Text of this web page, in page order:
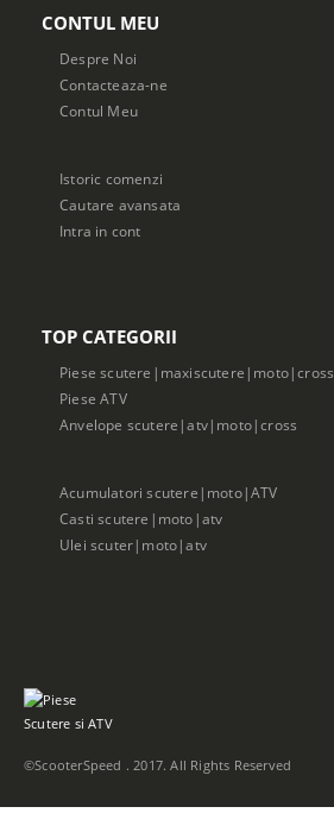
CONTUL MEU
Despre Noi
Contacteaza-ne
Contul Meu
Istoric comenzi
Cautare avansata
Intra in cont
TOP CATEGORII
Piese scutere|maxiscutere|moto|cross
Piese ATV
Anvelope scutere|atv|moto|cross
Acumulatori scutere|moto|ATV
Casti scutere|moto|atv
Ulei scuter|moto|atv
©ScooterSpeed . 2017. All Rights Reserved